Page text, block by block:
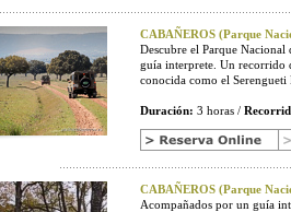
CABAÑEROS (Parque
Descubre el Parque Nacional
guía interprete. Un recorrido
conocida como el Serengueti
Duración: 3 horas /
CABAÑEROS (Parque
Acompañados por un guía